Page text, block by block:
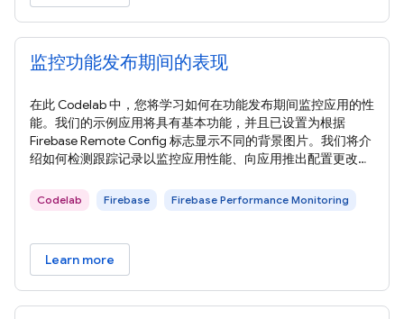
监控功能发布期间的表现
在此 Codelab 中，您将学习如何在功能发布期间监控应用的性
能。我们的示例应用将具有基本功能，并且已设置为根据
Firebase Remote Config 标志显示不同的背景图片。我们将介
绍如何检测跟踪记录以监控应用性能、向应用推出配置更改、
Codelab 的示例代码。这将在您的机器上创建一个名为
codelab-perf-rc-android 的文件夹： 如果您的机器上没有
Codelab Firebase Firebase Performance Monitoring
Learn more